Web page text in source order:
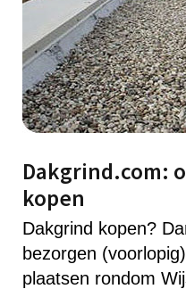
Dakgrind.com:
kopen
Dakgrind kopen?
bezorgen
plaatsen rondom